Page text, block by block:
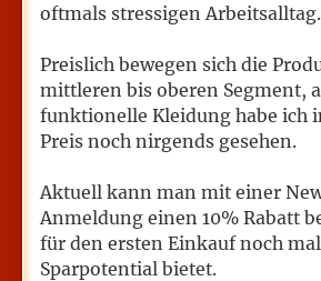
oftmals stressigen Arbeitsalltag.
Preislich bewegen sich die
mittleren bis oberen Segment,
funktionelle Kleidung habe ich
Preis noch nirgends gesehen.
Aktuell kann man mit einer
Anmeldung einen 10% Rabatt
für den ersten Einkauf noch
Sparpotential bietet.